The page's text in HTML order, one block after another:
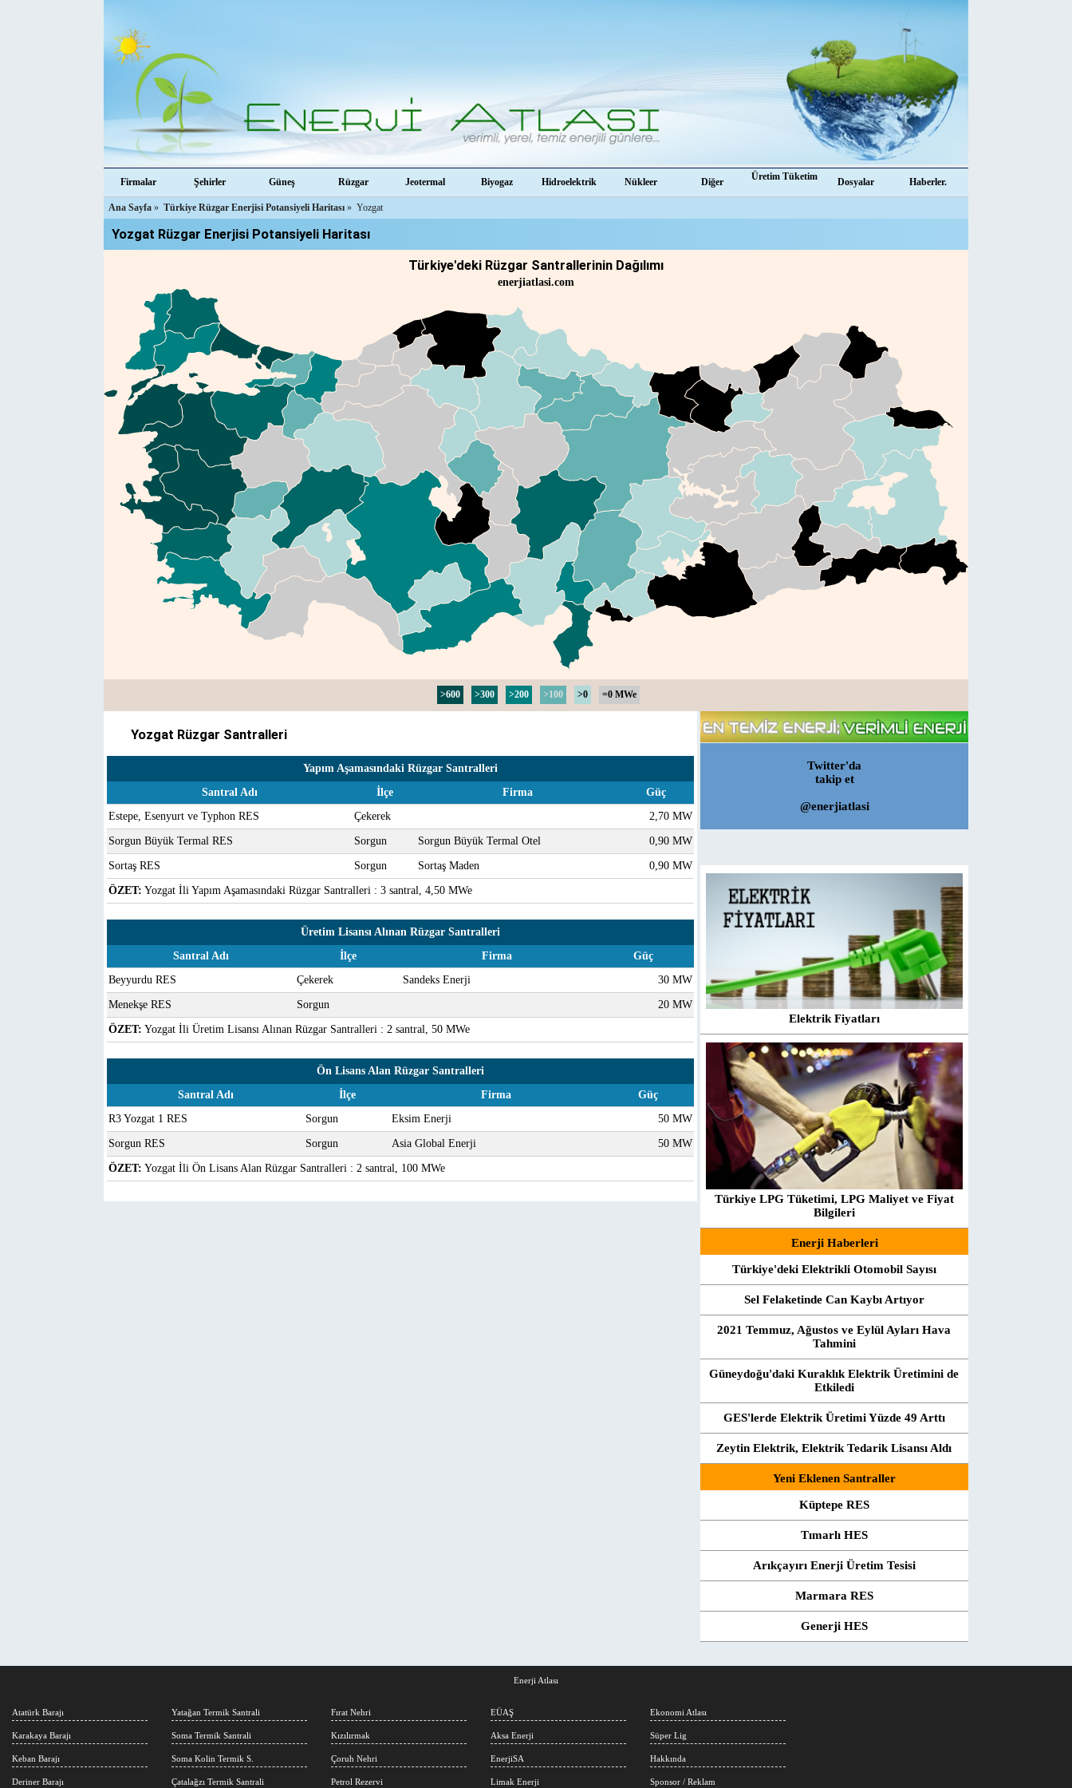
Firmalar Şehirler Güneş Rüzgar Jeotermal Biyogaz Hidroelektrik Nükleer Diğer Üretim Tüketim Dosyalar Haberler.
Ana Sayfa » Türkiye Rüzgar Enerjisi Potansiyeli Haritası » Yozgat
Yozgat Rüzgar Enerjisi Potansiyeli Haritası
Türkiye'deki Rüzgar Santrallerinin Dağılımı
enerjiatlasi.com
>600 >300 >200 >100 >0 =0 MWe
Yozgat Rüzgar Santralleri
Yapım Aşamasındaki Rüzgar Santralleri
Santral Adı
İlçe Firma
Güç
Estepe, Esenyurt ve Typhon RES
Çekerek 2,70 MW
Sorgun Büyük Termal RES Sorgun Sorgun Büyük Termal Otel 0,90 MW
Sortaş RES Sorgun Sortaş Maden 0,90 MW
ÖZET: Yozgat İli Yapım Aşamasındaki Rüzgar Santralleri : 3 santral, 4,50 MWe
Üretim Lisansı Alınan Rüzgar Santralleri
Santral Adı
İlçe Firma
Güç
Beyyurdu RES
Çekerek Sandeks Enerji 30 MW
Menekşe RES Sorgun 20 MW
ÖZET: Yozgat İli Üretim Lisansı Alınan Rüzgar Santralleri : 2 santral, 50 MWe
Ön Lisans Alan Rüzgar Santralleri
Santral Adı
İlçe Firma
Güç
R3 Yozgat 1 RES
Sorgun Eksim Enerji 50 MW
Sorgun RES Sorgun Asia Global Enerji 50 MW
ÖZET: Yozgat İli Ön Lisans Alan Rüzgar Santralleri : 2 santral, 100 MWe
Twitter'da
takip et
@enerjiatlasi
Elektrik Fiyatları
Türkiye LPG Tüketimi, LPG Maliyet ve Fiyat
Bilgileri
Enerji Haberleri
Türkiye'deki Elektrikli Otomobil Sayısı
Sel Felaketinde Can Kaybı Artıyor
2021 Temmuz, Ağustos ve Eylül Ayları Hava
Tahmini
Güneydoğu'daki Kuraklık Elektrik Üretimini de
Etkiledi
GES'lerde Elektrik Üretimi Yüzde 49 Arttı
Zeytin Elektrik, Elektrik Tedarik Lisansı Aldı
Yeni Eklenen Santraller
Küptepe RES
Tımarlı HES
Arıkçayırı Enerji Üretim Tesisi
Marmara RES
Generji HES
Enerji Atlası
Atatürk Barajı
Karakaya Barajı
Keban Barajı
Deriner Barajı
Yatağan Termik Santrali
Soma Termik Santrali
Soma Kolin Termik S.
Çatalağzı Termik Santrali
Fırat Nehri
Kızılırmak
Çoruh Nehri
Petrol Rezervi
EÜAŞ
Aksa Enerji
EnerjiSA
Limak Enerji
Ekonomi Atlası
Süper Lig
Hakkında
Sponsor / Reklam